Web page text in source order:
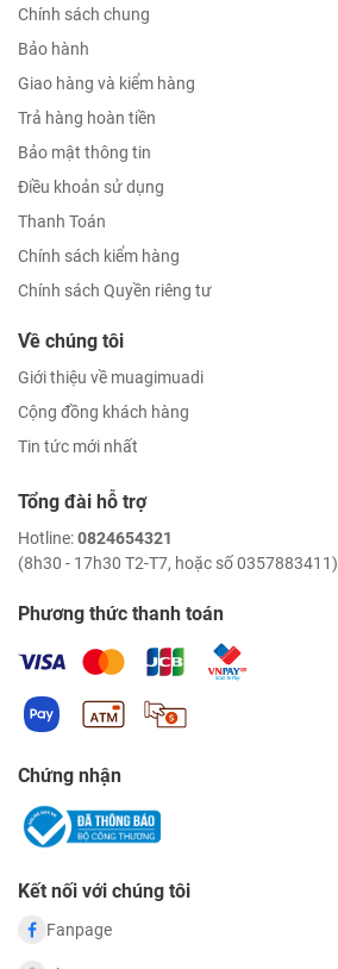
Chính sách chung
Bảo hành
Giao hàng và kiểm hàng
Trả hàng hoàn tiền
Bảo mật thông tin
Điều khoản sử dụng
Thanh Toán
Chính sách kiểm hàng
Chính sách Quyền riêng tư
Về chúng tôi
Giới thiệu về muagimuadi
Cộng đồng khách hàng
Tin tức mới nhất
Tổng đài hỗ trợ
Hotline:0824654321
(8h30 - 17h30 T2-T7, hoặc số 0357883411)
Phương thức thanh toán
Chứng nhận
Kết nối với chúng tôi
Fanpage